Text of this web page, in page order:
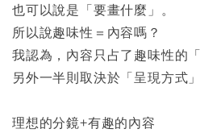
也可以說是「要畫什麼」。
所以說趣味性＝內容嗎？
我認為，內容只占了趣味性的「
另外一半則取決於「呈現方式
理想的分鏡+有趣的內容